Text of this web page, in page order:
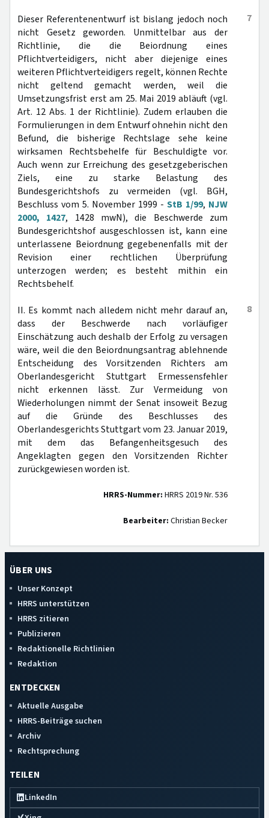
7
Dieser Referentenentwurf ist bislang jedoch noch
nicht Gesetz geworden. Unmittelbar aus der
Richtlinie, die die Beiordnung eines
Pflichtverteidigers, nicht aber diejenige eines
weiteren Pflichtverteidigers regelt, können Rechte
nicht geltend gemacht werden, weil die
Umsetzungsfrist erst am 25. Mai 2019 abläuft (vgl.
Art. 12 Abs. 1 der Richtlinie). Zudem erlauben die
Formulierungen in dem Entwurf ohnehin nicht den
Befund, die bisherige Rechtslage sehe keine
wirksamen Rechtsbehelfe für Beschuldigte vor.
Auch wenn zur Erreichung des gesetzgeberischen
Ziels, eine zu starke Belastung des
Bundesgerichtshofs zu vermeiden (vgl. BGH,
Beschluss vom 5. November 1999 - StB 1/99, NJW
2000, 1427, 1428 mwN), die Beschwerde zum
Bundesgerichtshof ausgeschlossen ist, kann eine
unterlassene Beiordnung gegebenenfalls mit der
Revision einer rechtlichen Überprüfung
unterzogen werden; es besteht mithin ein
Rechtsbehelf.
8
II. Es kommt nach alledem nicht mehr darauf an,
dass der Beschwerde nach vorläufiger
Einschätzung auch deshalb der Erfolg zu versagen
wäre, weil die den Beiordnungsantrag ablehnende
Entscheidung des Vorsitzenden Richters am
Oberlandesgericht Stuttgart Ermessensfehler
nicht erkennen lässt. Zur Vermeidung von
Wiederholungen nimmt der Senat insoweit Bezug
auf die Gründe des Beschlusses des
Oberlandesgerichts Stuttgart vom 23. Januar 2019,
mit dem das Befangenheitsgesuch des
Angeklagten gegen den Vorsitzenden Richter
zurückgewiesen worden ist.
HRRS-Nummer: HRRS 2019 Nr. 536
Bearbeiter: Christian Becker
ÜBER UNS
Unser Konzept
HRRS unterstützen
HRRS zitieren
Publizieren
Redaktionelle Richtlinien
Redaktion
ENTDECKEN
Aktuelle Ausgabe
HRRS-Beiträge suchen
Archiv
Rechtsprechung
TEILEN
LinkedIn